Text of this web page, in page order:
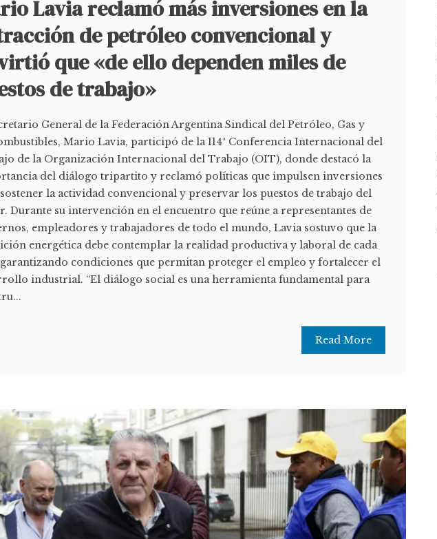
Lavia reclamó más inversiones en la
de petróleo convencional y
que «de ello dependen miles de
de trabajo»
General de la Federación Argentina Sindical del Petróleo, Gas y
Mario Lavia, participó de la 114ª Conferencia Internacional del
de la Organización Internacional del Trabajo (OIT), donde destacó la
del diálogo tripartito y reclamó políticas que impulsen inversiones
la actividad convencional y preservar los puestos de trabajo del
Durante su intervención en el encuentro que reúne a representantes de
empleadores y trabajadores de todo el mundo, Lavia sostuvo que la
energética debe contemplar la realidad productiva y laboral de cada
condiciones que permitan proteger el empleo y fortalecer el
industrial. “El diálogo social es una herramienta fundamental para
Read More